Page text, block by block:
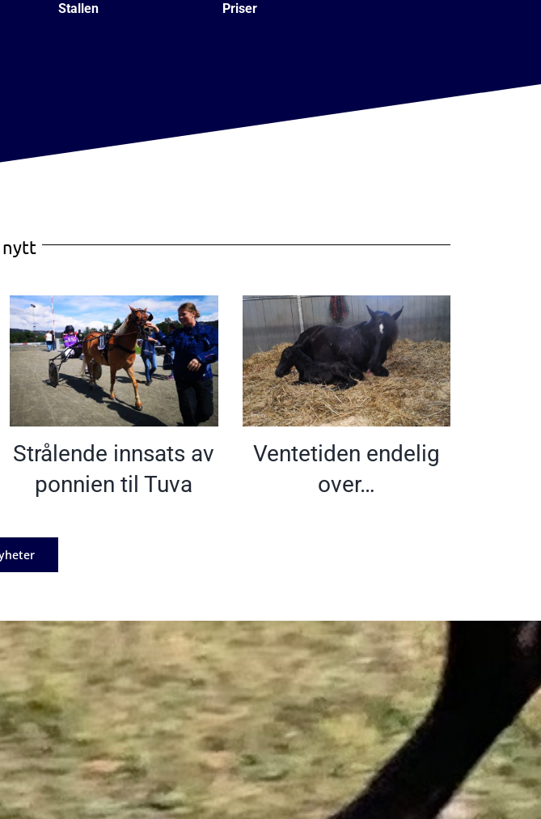
Stallen Priser
nytt
Strålende innsats av
ponnien til Tuva
Ventetiden endelig
over…